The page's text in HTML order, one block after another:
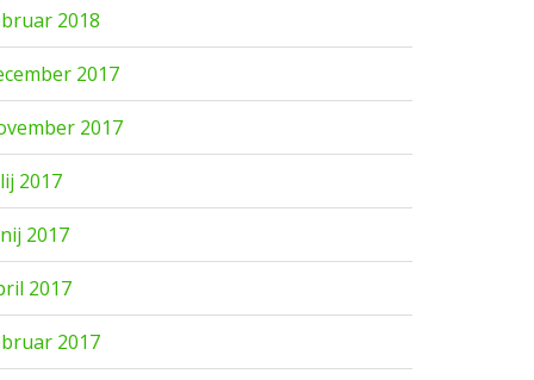
2018
2017
2017
2017
2017
2017
2017